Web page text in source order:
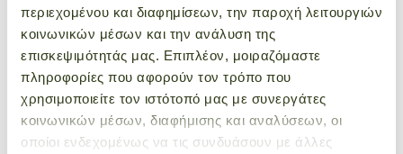
περιεχομένου και διαφημίσεων, την παροχή λειτουργιών
κοινωνικών μέσων και την ανάλυση της
επισκεψιμότητάς μας. Επιπλέον, μοιραζόμαστε
πληροφορίες που αφορούν τον τρόπο που
χρησιμοποιείτε τον ιστότοπό μας με συνεργάτες
κοινωνικών μέσων, διαφήμισης και αναλύσεων, οι
οποίοι ενδεχομένως να τις συνδυάσουν με άλλες
+ 2
Handbag XS Le Pliage
Energy
Μόκα
€ 215,00
Crossbody bag XS Le Pliage
Energy
Ανοιχτό Μπλε
€ 195,00